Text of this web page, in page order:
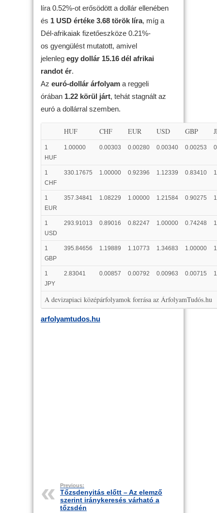
líra 0.52%-ot erősödött a dollár ellenében
és 1 USD értéke 3.68 török líra, míg a
Dél-afrikaiak fizetőeszköze 0.21%-
os gyengülést mutatott, amivel
jelenleg egy dollár 15.16 dél afrikai
randot ér.
Az euró-dollár árfolyam a reggeli
órában 1.22 körül járt, tehát stagnált az
euró a dollárral szemben.
HUF CHF EUR USD GBP
1
HUF
1.00000 0.00303 0.00280 0.00340 0.00253
1
CHF
330.17675 1.00000 0.92396 1.12339 0.83410
1
EUR
357.34841 1.08229 1.00000 1.21584 0.90275
1
USD
293.91013 0.89016 0.82247 1.00000 0.74248
1
GBP
395.84656 1.19889 1.10773 1.34683 1.00000
1
JPY
2.83041 0.00857 0.00792 0.00963 0.00715
A devizapiaci középárfolyamok forrása az ÁrfolyamTudós.hu
arfolyamtudos.hu
Previous:
Tőzsdenyitás előtt – Az elemző
szerint iránykeresés várható a
tőzsdén